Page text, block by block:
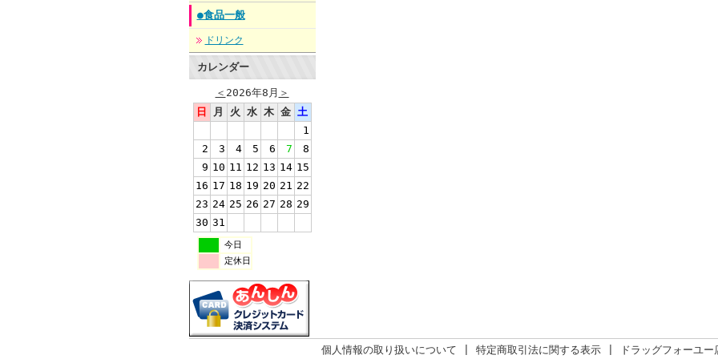
●食品一般
ドリンク
カレンダー
＜ 2026年8月 ＞
日
月 火 水 木 金 土
1
2
3 4 5 6 7
8
9 10 11 12 13 14 15
16 17 18 19 20 21 22
23 24 25 26 27 28 29
30 31
今日
定休日
個人情報の取り扱いについて 特定商取引法に関する表示 ドラッグフォーユー